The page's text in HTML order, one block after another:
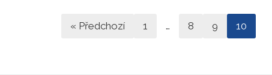
« Předchozí 1 … 8 9 10